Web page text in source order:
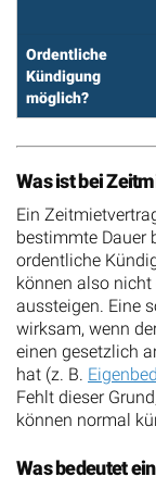
Ordentliche
Kündigung
möglich?
Was ist bei
Ein
bestimmte Dauer
ordentliche
können also
aussteigen. Eine
wirksam, wenn
einen gesetzlich
hat (z. B.
Fehlt dieser
können normal
Was bedeutet